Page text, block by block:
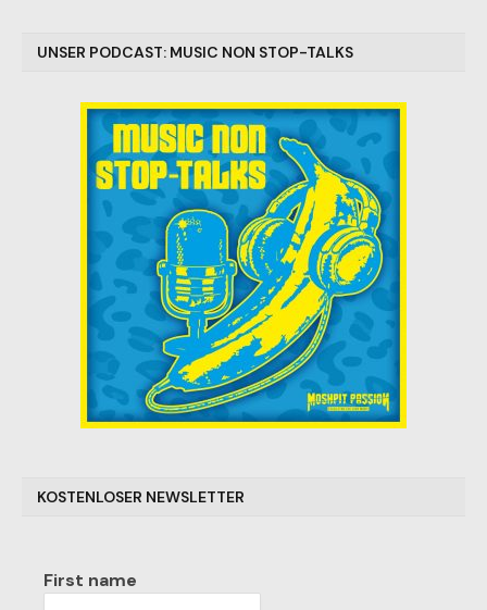
UNSER PODCAST: MUSIC NON STOP-TALKS
KOSTENLOSER NEWSLETTER
First name